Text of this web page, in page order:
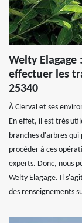
Welty
effectuer les
25340
À Clerval et ses
En effet, il est très
branches d'arbres
procéder à ces
experts. Donc, nous
Welty Elagage. Il
des renseignements